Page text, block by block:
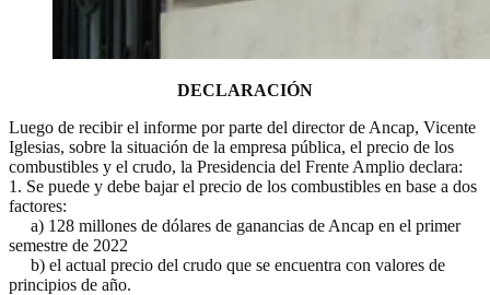
DECLARACIÓN
Luego de recibir el informe por parte del director de Ancap, Vicente
Iglesias, sobre la situación de la empresa pública, el precio de los
combustibles y el crudo, la Presidencia del Frente Amplio declara:
1. Se puede y debe bajar el precio de los combustibles en base a dos
factores:
a) 128 millones de dólares de ganancias de Ancap en el primer
semestre de 2022
b) el actual precio del crudo que se encuentra con valores de
principios de año.